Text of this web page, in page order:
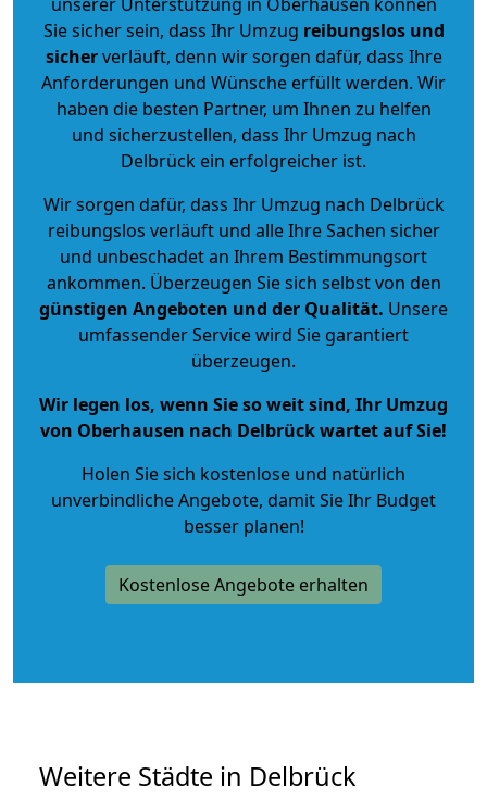
Sie sicher sein, dass Ihr Umzug reibungslos und
sicherverläuft, denn wir sorgen dafür, dass Ihre
Anforderungen und Wünsche erfüllt werden. Wir
haben die besten Partner, um Ihnen zu helfen
und sicherzustellen, dass Ihr Umzug nach
Delbrück ein erfolgreicher ist.
Wir sorgen dafür, dass Ihr Umzug nach Delbrück
reibungslos verläuft und alle Ihre Sachen sicher
und unbeschadet an Ihrem Bestimmungsort
ankommen. Überzeugen Sie sich selbst von den
günstigen Angeboten und der Qualität. Unsere
umfassender Service wird Sie garantiert
überzeugen.
Wir legen los, wenn Sie so weit sind, Ihr Umzug
von Oberhausen nach Delbrück wartet auf Sie!
Holen Sie sich kostenlose und natürlich
unverbindliche Angebote, damit Sie Ihr Budget
besser planen!
Kostenlose Angebote erhalten
Weitere Städte in Delbrück